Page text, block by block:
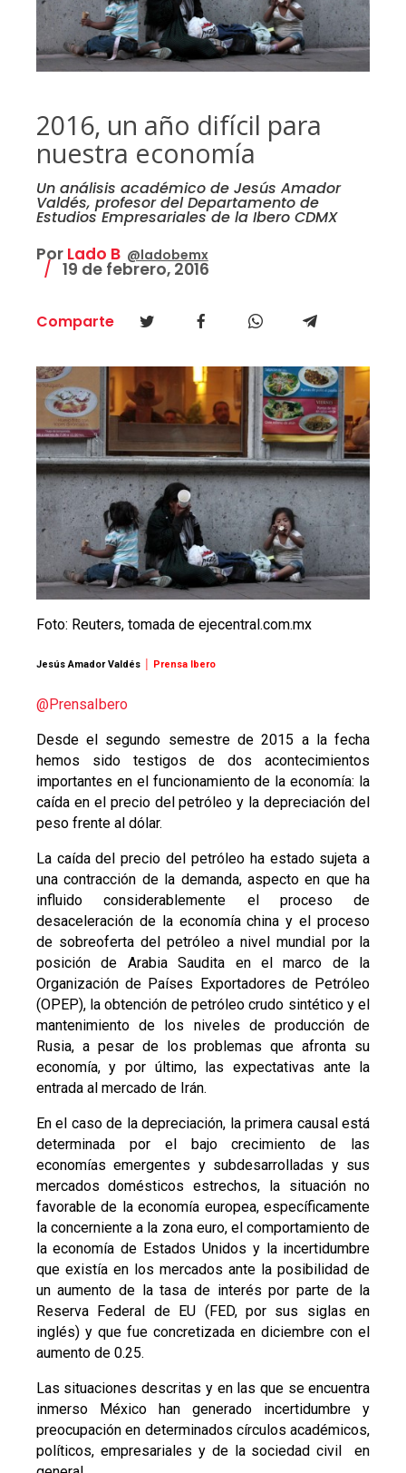
2016, un año difícil para
nuestra economía
Un análisis académico de Jesús Amador
Valdés, profesor del Departamento de
Estudios Empresariales de la Ibero CDMX
Por Lado B @ladobemx
19 de febrero, 2016
Comparte
Foto: Reuters, tomada de ejecentral.com.mx
Jesús Amador Valdés │ Prensa Ibero
@ PrensaIbero
Desde el segundo semestre de 2015 a la fecha
hemos sido testigos de dos acontecimientos
importantes en el funcionamiento de la economía: la
caída en el precio del petróleo y la depreciación del
peso frente al dólar.
La caída del precio del petróleo ha estado sujeta a
una contracción de la demanda, aspecto en que ha
influido considerablemente el proceso de
desaceleración de la economía china y el proceso
de sobreoferta del petróleo a nivel mundial por la
posición de Arabia Saudita en el marco de la
Organización de Países Exportadores de Petróleo
(OPEP), la obtención de petróleo crudo sintético y el
mantenimiento de los niveles de producción de
Rusia, a pesar de los problemas que afronta su
economía, y por último, las expectativas ante la
entrada al mercado de Irán.
En el caso de la depreciación, la primera causal está
determinada por el bajo crecimiento de las
economías emergentes y subdesarrolladas y sus
mercados domésticos estrechos, la situación no
favorable de la economía europea, específicamente
la concerniente a la zona euro, el comportamiento de
la economía de Estados Unidos y la incertidumbre
que existía en los mercados ante la posibilidad de
un aumento de la tasa de interés por parte de la
Reserva Federal de EU (FED, por sus siglas en
inglés) y que fue concretizada en diciembre con el
aumento de 0.25.
Las situaciones descritas y en las que se encuentra
inmerso México han generado incertidumbre y
preocupación en determinados círculos académicos,
políticos, empresariales y de la sociedad civil en